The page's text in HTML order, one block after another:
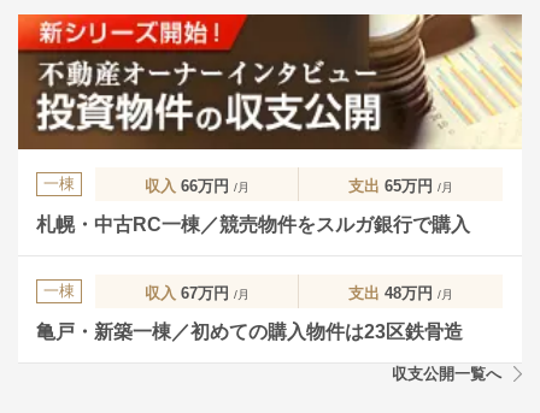
一棟 収入 66万円 /月 支出 65万円 /月
札幌・中古RC一棟／競売物件をスルガ銀行で購入
一棟 収入 67万円 /月 支出 48万円 /月
亀戸・新築一棟／初めての購入物件は23区鉄骨造
収支公開一覧へ